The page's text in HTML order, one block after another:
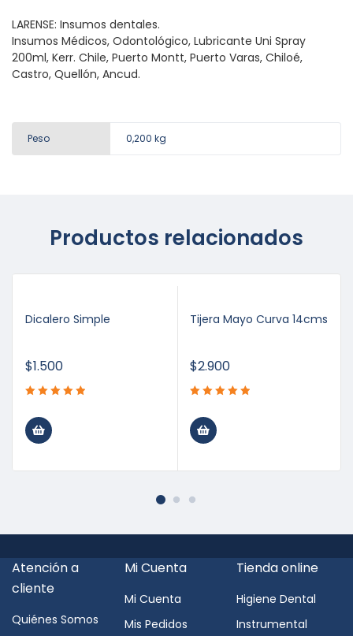
LARENSE: Insumos dentales.
Insumos Médicos, Odontológico, Lubricante Uni Spray
200ml, Kerr. Chile, Puerto Montt, Puerto Varas, Chiloé,
Castro, Quellón, Ancud.
Peso 0,200 kg
Productos relacionados
Dicalero Simple
$1.500
Tijera Mayo Curva 14cms
$2.900
Atención a
cliente
Quiénes Somos
Mi Cuenta
Mi Cuenta
Mis Pedidos
Tienda online
Higiene Dental
Instrumental